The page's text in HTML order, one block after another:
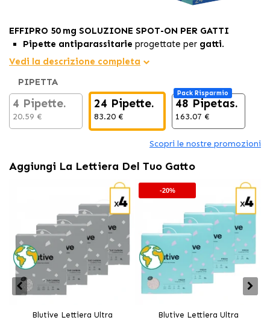
EFFIPRO 50 mg SOLUZIONE SPOT-ON PER GATTI
Pipette antiparassitarie progettate per gatti.
Elimina pulci e zecchee protegge il tuo felino fino a 4
settimane da nuove infestazioni.
Il suo formato
rendendolasemplice, comoda e sicura.
Vedi la descrizione completa
PIPETTA
4 Pipette.
20.59 €
24 Pipette.
83.20 €
Pack Risparmio
48 Pipetas.
163.07 €
Scopri le nostre promozioni
Aggiungi La Lettiera Del Tuo Gatto
Blutive Lettiera Ultra
-20%
Blutive Lettiera Ultra